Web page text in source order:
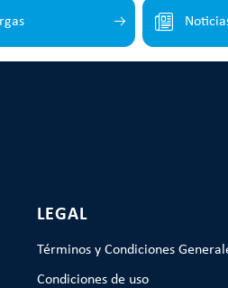
LEGAL
Términos y Condiciones
Condiciones de uso